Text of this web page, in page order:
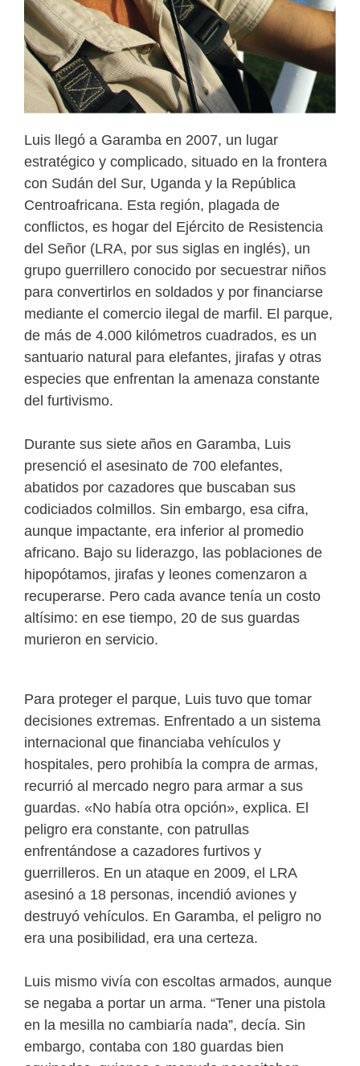
Luis llegó a Garamba en 2007, un lugar
estratégico y complicado, situado en la frontera
con Sudán del Sur, Uganda y la República
Centroafricana. Esta región, plagada de
conflictos, es hogar del Ejército de Resistencia
del Señor (LRA, por sus siglas en inglés), un
grupo guerrillero conocido por secuestrar niños
para convertirlos en soldados y por financiarse
mediante el comercio ilegal de marfil. El parque,
de más de 4.000 kilómetros cuadrados, es un
santuario natural para elefantes, jirafas y otras
especies que enfrentan la amenaza constante
del furtivismo.
Durante sus siete años en Garamba, Luis
presenció el asesinato de 700 elefantes,
abatidos por cazadores que buscaban sus
codiciados colmillos. Sin embargo, esa cifra,
aunque impactante, era inferior al promedio
africano. Bajo su liderazgo, las poblaciones de
hipopótamos, jirafas y leones comenzaron a
recuperarse. Pero cada avance tenía un costo
altísimo: en ese tiempo, 20 de sus guardas
murieron en servicio.
Para proteger el parque, Luis tuvo que tomar
decisiones extremas. Enfrentado a un sistema
internacional que financiaba vehículos y
hospitales, pero prohibía la compra de armas,
recurrió al mercado negro para armar a sus
guardas. «No había otra opción», explica. El
peligro era constante, con patrullas
enfrentándose a cazadores furtivos y
guerrilleros. En un ataque en 2009, el LRA
asesinó a 18 personas, incendió aviones y
destruyó vehículos. En Garamba, el peligro no
era una posibilidad, era una certeza.
Luis mismo vivía con escoltas armados, aunque
se negaba a portar un arma. “Tener una pistola
en la mesilla no cambiaría nada”, decía. Sin
embargo, contaba con 180 guardas bien